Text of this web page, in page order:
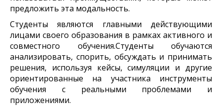
предложить эта модальность.
Студенты являются главными действующими
лицами своего образования в рамках активного и
совместного обучения.Студенты обучаются
анализировать, спорить, обсуждать и принимать
решения, используя кейсы, симуляции и другие
ориентированные на участника инструменты
обучения с реальными проблемами и
приложениями.